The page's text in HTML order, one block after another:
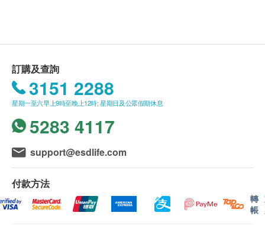
訂購及查詢
3151 2288
星期一至六早上9時至晚上12時; 星期日及公眾假期休息
5283 4117
support@esdlife.com
付款方法
轉
帳